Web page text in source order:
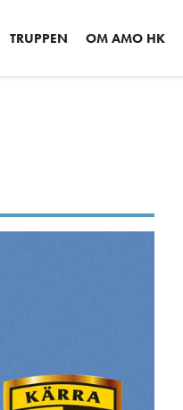
TRUPPEN OM AMO HK